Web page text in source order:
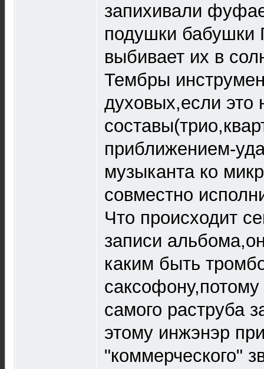
запихивали
подушки бабушки
выбивает их в
Тембры
духовых,если это
приближением-
музыканта ко
совместно
Что происходит
записи
каким быть
саксофону,потому
самого раструба
этому инжэнэр
"коммерческого"